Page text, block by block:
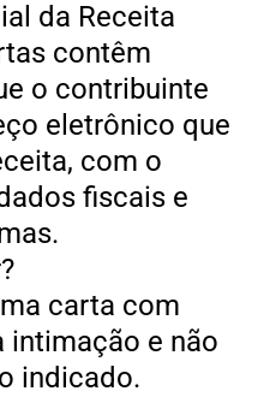
da Receita
contêm
o contribuinte
eletrônico que
com o
fiscais e
carta com
intimação e não
indicado.